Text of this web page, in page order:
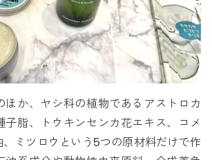
ほか、ヤシ科の植物であるアストロカ
子脂、トウキンセンカ花エキス、コメ
ミツロウという5つの原材料だけで作